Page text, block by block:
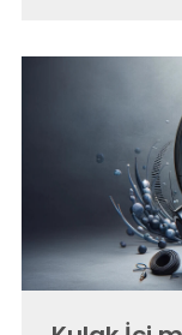
özellikleri ve
süreci sizin